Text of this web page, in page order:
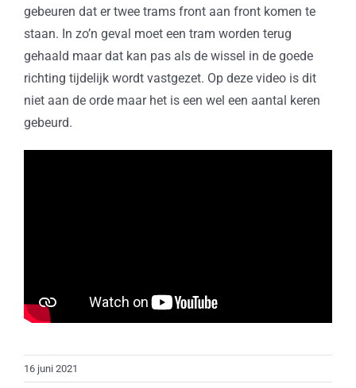
gebeuren dat er twee trams front aan front komen te
staan. In zo’n geval moet een tram worden terug
gehaald maar dat kan pas als de wissel in de goede
richting tijdelijk wordt vastgezet. Op deze video is dit
niet aan de orde maar het is een wel een aantal keren
gebeurd.
16 juni 2021